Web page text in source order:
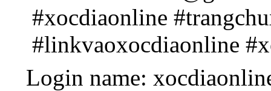
#xocdiaonline
#linkvaoxocdiaonline
Login name: